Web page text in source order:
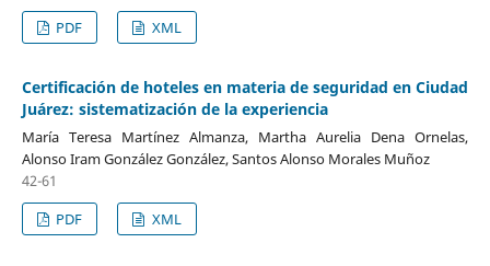
PDF
XML
Certificación de hoteles en materia de seguridad en Ciudad
Juárez: sistematización de la experiencia
María Teresa Martínez Almanza, Martha Aurelia Dena Ornelas,
Alonso Iram González González, Santos Alonso Morales Muñoz
42-61
PDF
XML